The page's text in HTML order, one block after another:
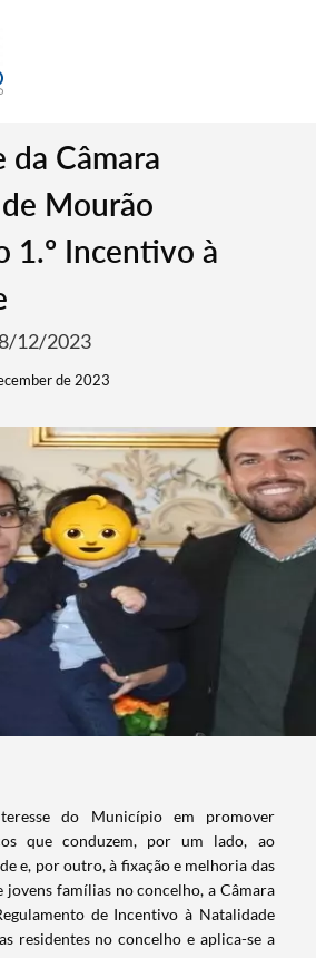
da Câmara
Mourão
1.º Incentivo à
12/2023
de 2023
do Município em promover
que conduzem, por um lado, ao
e, por outro, à fixação e melhoria das
jovens famílias no concelho, a Câmara
de Incentivo à Natalidade
residentes no concelho e aplica-se a